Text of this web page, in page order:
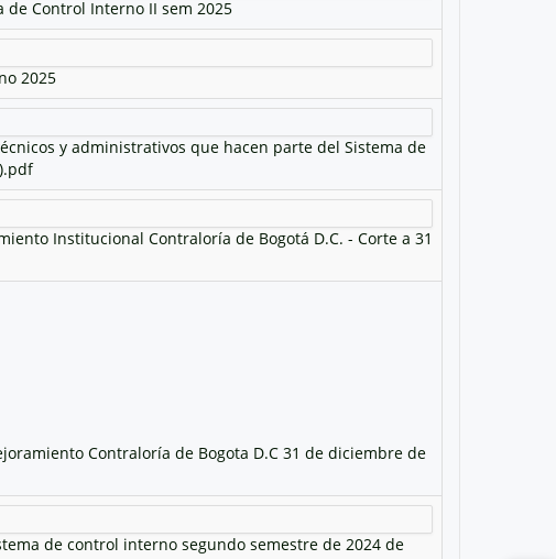
de Control Interno II sem 2025
2025
y administrativos que hacen parte del Sistema de
Institucional Contraloría de Bogotá D.C. - Corte a 31
Contraloría de Bogota D.C 31 de diciembre de
de control interno segundo semestre de 2024 de